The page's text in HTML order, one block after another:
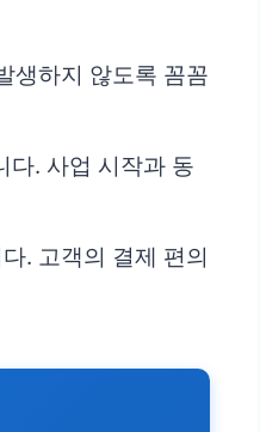
생하지 않도록 꼼꼼
다. 사업 시작과 동
. 고객의 결제 편의